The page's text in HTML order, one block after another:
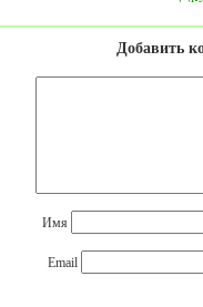
Добавить
Имя
Email